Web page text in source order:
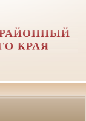
КРАЯ